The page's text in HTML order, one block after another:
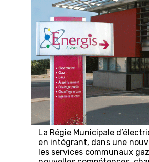
La Régie Municipale
en intégrant, dans une
les services communaux